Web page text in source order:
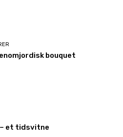
bouquet
– et tidsvitne